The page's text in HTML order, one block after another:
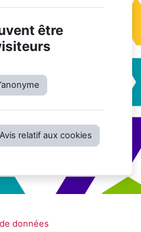
être
Avis relatif aux cookies
données